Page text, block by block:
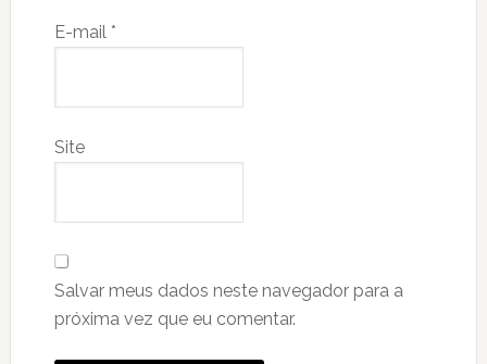
E-mail *
Site
Salvar meus dados neste navegador para a
próxima vez que eu comentar.